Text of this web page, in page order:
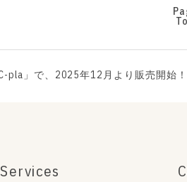
pla」で、2025年12⽉より販売開始！
Services